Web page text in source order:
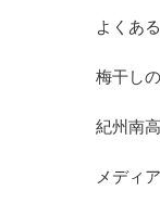
よくあ
梅干し
紀州南
メディ